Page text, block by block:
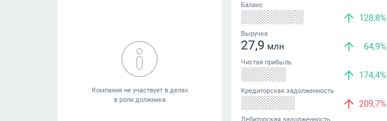
Баланс
░░░░░░░ 128,8%
Выручка
27,9 млн 64,9%
Чистая прибыль
░░░░░ 174,4%
Кредиторская задолженность
░░░░░░ 209,7%
Дебиторская задолженность